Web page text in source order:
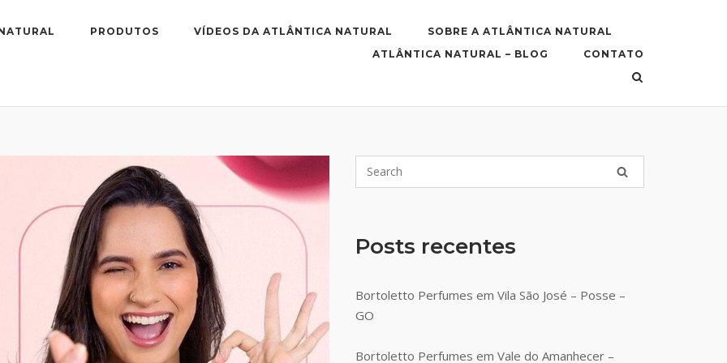
PRODUTOS VÍDEOS DA ATLÂNTICA NATURAL
SOBRE A ATLÂNTICA NATURAL
ATLÂNTICA NATURAL – BLOG
CONTATO
Posts recentes
Bortoletto Perfumes em Vila São José – Posse –
GO
Bortoletto Perfumes em Vale do Amanhecer –